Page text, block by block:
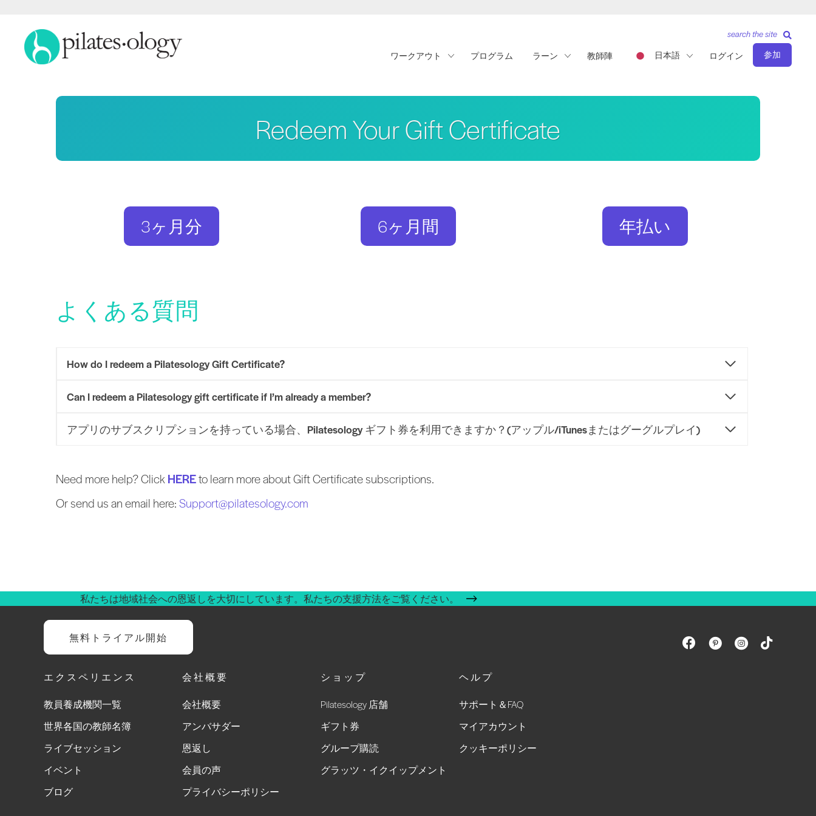
ワークアウト プログラム ラーン 教師陣 日本語 ログイン 参加
search the site
Redeem Your Gift Certificate
3ヶ月分 6ヶ月間 年払い
よくある質問
How do I redeem a Pilatesology Gift Certificate?
Can I redeem a Pilatesology gift certificate if I’m already a member?
アプリのサブスクリプションを持っている場合、Pilatesology ギフト券を利用できますか？(アップル/iTunesまたはグーグルプレイ)
Need more help? ClickHEREto learn more about Gift Certificate subscriptions.
Or send us an email here:Support@pilatesology.com
私たちは地域社会への恩返しを大切にしています。私たちの支援方法をご覧ください。
無料トライアル開始
エクスペリエンス
教員養成機関一覧
世界各国の教師名簿
ライブセッション
イベント
ブログ
会社概要
会社概要
アンバサダー
恩返し
会員の声
プライバシーポリシー
ショップ
Pilatesology 店舗
ギフト券
グループ購読
グラッツ・イクイップメント
ヘルプ
サポート＆FAQ
マイアカウント
クッキーポリシー